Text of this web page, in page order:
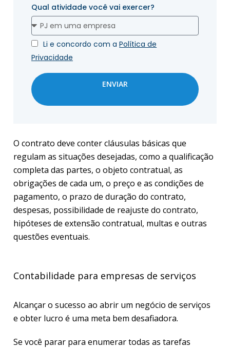
Qual atividade você vai exercer?
Li e concordo com aPolítica de
Privacidade
ENVIAR
O contrato deve conter cláusulas básicas que
regulam as situações desejadas, como a qualificação
completa das partes, o objeto contratual, as
obrigações de cada um, o preço e as condições de
pagamento, o prazo de duração do contrato,
despesas, possibilidade de reajuste do contrato,
hipóteses de extensão contratual, multas e outras
questões eventuais.
Contabilidade para empresas de serviços
Alcançar o sucesso ao abrir um negócio de serviços
e obter lucro é uma meta bem desafiadora.
Se você parar para enumerar todas as tarefas